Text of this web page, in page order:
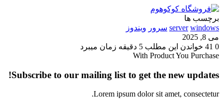
برچسب ها
server windows سرور ویندوز
می 8, 2025
0
خواندن این مطلب 5 دقیقه زمان میبرد
With Product You Purchase
Subscribe to our mailing list to get the new updates!
Lorem ipsum dolor sit amet, consectetur.